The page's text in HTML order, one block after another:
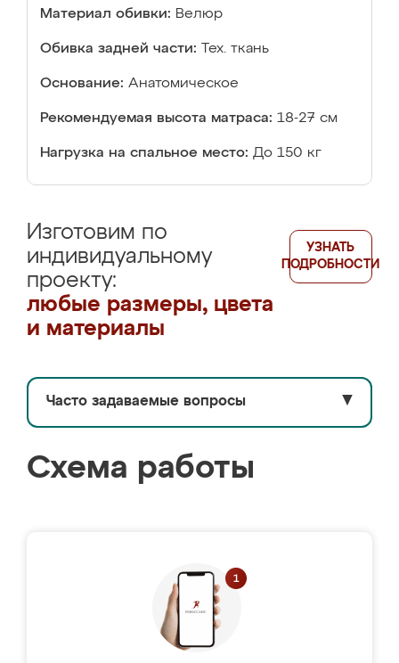
Материал обивки: Велюр
Обивка задней части: Тех. ткань
Основание: Анатомическое
Рекомендуемая высота матраса: 18-27 см
Нагрузка на спальное место: До 150 кг
Изготовим по
индивидуальному
проекту:
любые размеры, цвета
и материалы
УЗНАТЬ
ПОДРОБНОСТИ
Часто задаваемые вопросы ▼
Схема работы